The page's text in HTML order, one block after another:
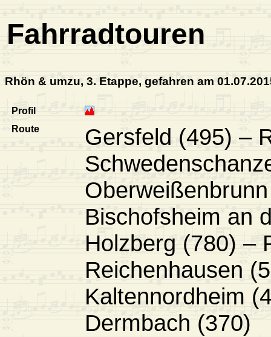
Fahrradtouren
Rhön & umzu, 3. Etappe, gefahren am
Profil
Route
Gersfeld (495) –
Bischofsheim an
Holzberg (780) –
Reichenhausen
Kaltennordheim
Dermbach (370)